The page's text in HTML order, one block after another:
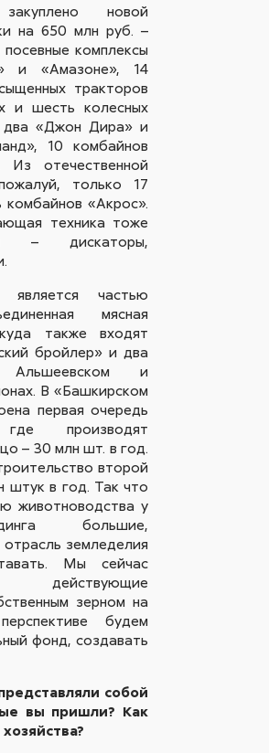
новой
на 650 млн руб. –
комплексы
и «Амазоне», 14
тракторов
и шесть колесных
два «Джон Дира» и
10 комбайнов
отечественной
только 17
«Акрос».
техника тоже
– дискаторы,
частью
мясная
также входят
бройлер» и два
и
В «Башкирском
первая очередь
где производят
– 30 млн шт. в год.
второй
штук в год. Так что
животноводства у
большие,
земледелия
Мы сейчас
действующие
зерном на
будем
фонд, создавать
собой
вы пришли? Как